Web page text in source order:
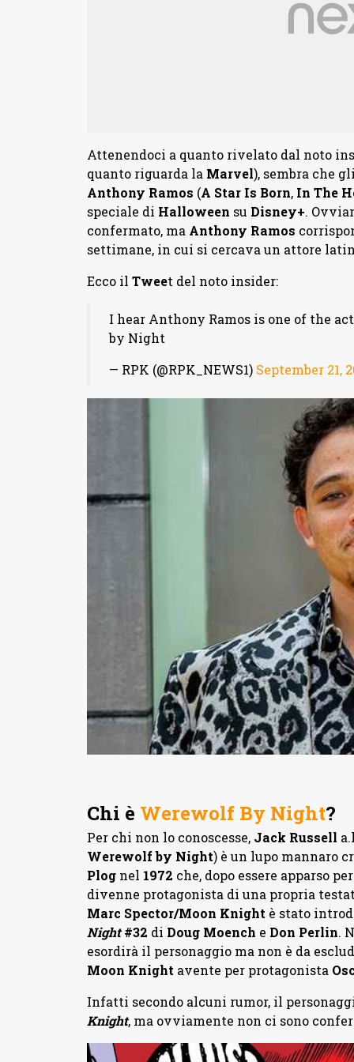
Attenendoci a quanto rivelato dal noto
quanto riguarda la Marvel), sembra che
Anthony Ramos (A Star Is Born, In The
speciale di Halloween su Disney+.
confermato, ma Anthony Ramos
settimane, in cui si cercava un attore
Ecco il Tweet del noto insider:
I hear Anthony Ramos is one of the
by Night
— RPK (@RPK_NEWS1) September 21,
Chi è Werewolf By Night?
Per chi non lo conoscesse, Jack Russell
Werewolf by Night) è un lupo mannaro
Plognel 1972 che, dopo essere apparso
divenne protagonista di una propria
Marc Spector/Moon Knightè stato
Night#32 di Doug Moench e Don Perlin.
esordirà il personaggio ma non è da
Moon Knightavente per protagonista
Infatti secondo alcuni rumor, il
Knight, ma ovviamente non ci sono